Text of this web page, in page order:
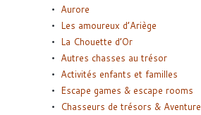
Aurore
Les amoureux d’Ariège
La Chouette d’Or
Autres chasses au trésor
Activités enfants et familles
Escape games & escape rooms
Chasseurs de trésors & Aventure